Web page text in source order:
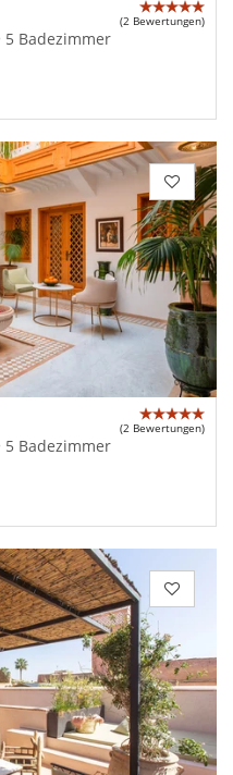
(2 Bewertungen)
5 Badezimmer
(2 Bewertungen)
5 Badezimmer